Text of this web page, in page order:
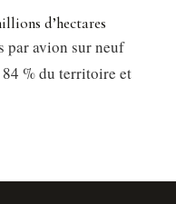
d’hectares
par avion sur neuf
% du territoire et